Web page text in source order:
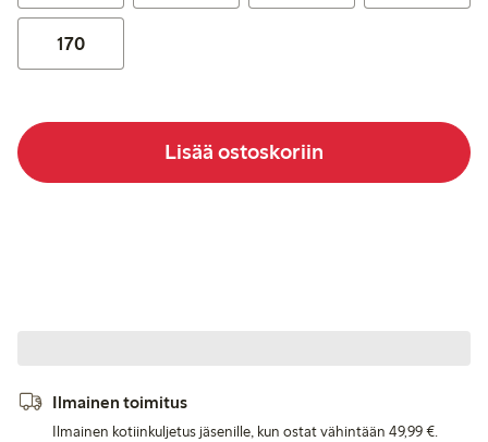
170
Lisää ostoskoriin
Ilmainen toimitus
Ilmainen kotiinkuljetus jäsenille, kun ostat vähintään 49,99 €.